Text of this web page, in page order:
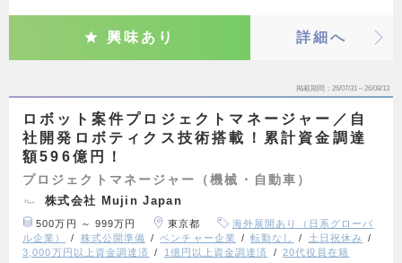
興味あり 詳細へ
掲載期間 26/07/31～26/08/13
ロボット案件プロジェクトマネージャー／自
社開発ロボティクス技術搭載！累計資金調達
額596億円！
プロジェクトマネージャー（機械・自動車）
株式会社 Mujin Japan
500万円 ～ 999万円 東京都
海外展開あり（日系グローバ
ル企業）
株式公開準備 ベンチャー企業 転勤なし
土日祝休み
3,000万円以上資金調達済
1億円以上資金調達済 20代役員在籍